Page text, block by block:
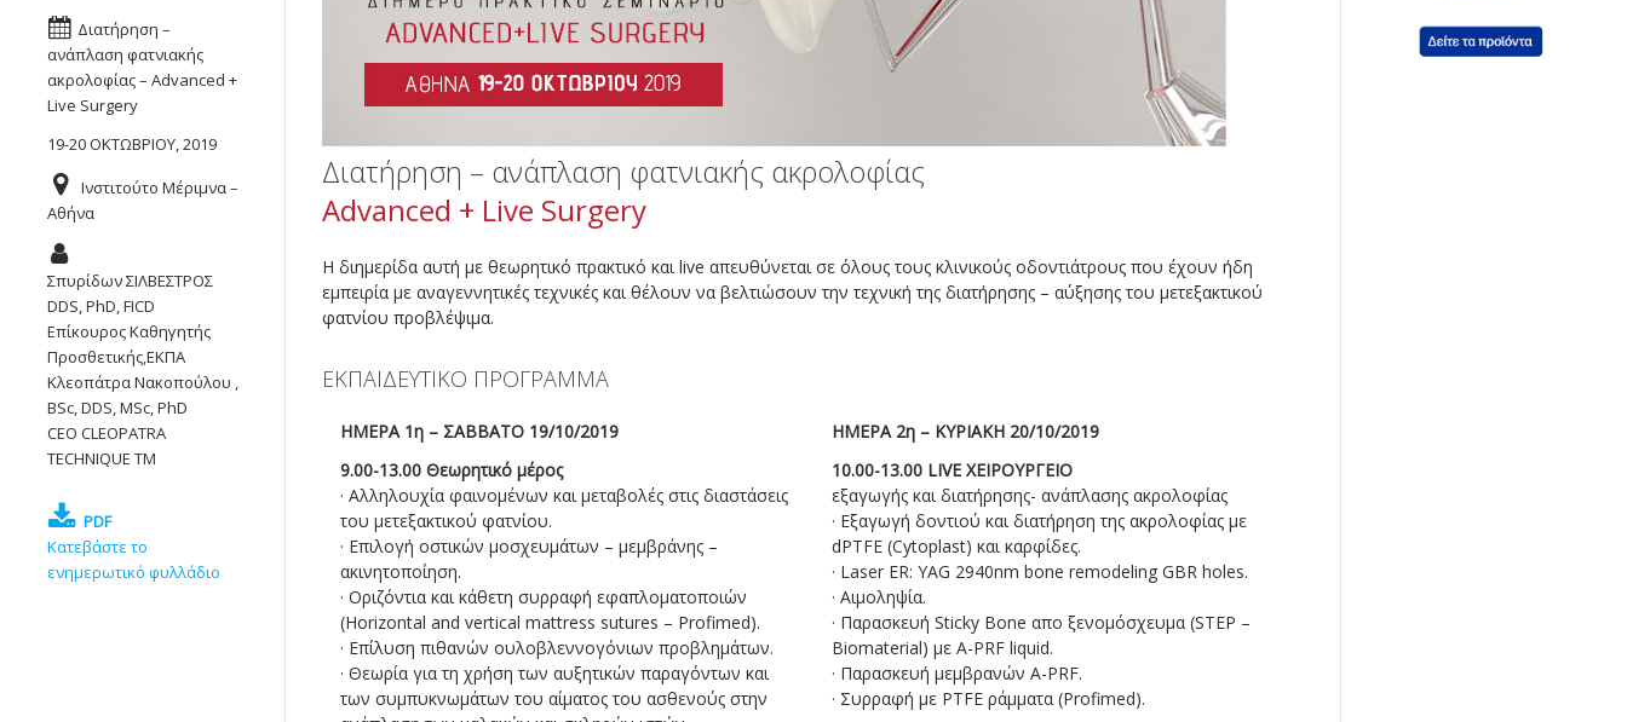
Διατήρηση – ανάπλαση φατνιακής ακρολοφίας
Advanced + Live Surgery
Η διημερίδα αυτή με θεωρητικό πρακτικό και live απευθύνεται σε όλους τους κλινικούς οδοντιάτρους που έχουν ήδη
εμπειρία με αναγεννητικές τεχνικές και θέλουν να βελτιώσουν την τεχνική της διατήρησης – αύξησης του μετεξακτικού
φατνίου προβλέψιμα.
ΕΚΠΑΙΔΕΥΤΙΚΟ ΠΡΟΓΡΑΜΜΑ
ΗΜΕΡΑ 1η – ΣΑΒΒΑΤΟ 19/10/2019
9.00-13.00 Θεωρητικό μέρος
· Αλληλουχία φαινομένων και μεταβολές στις διαστάσεις
του μετεξακτικού φατνίου.
· Επιλογή οστικών μοσχευμάτων – μεμβράνης –
ακινητοποίηση.
· Οριζόντια και κάθετη συρραφή εφαπλοματοποιών
(Horizontal and vertical mattress sutures – Profimed).
· Επίλυση πιθανών ουλοβλεννογόνιων προβλημάτων.
· Θεωρία για τη χρήση των αυξητικών παραγόντων και
των συμπυκνωμάτων του αίματος του ασθενούς στην
ΗΜΕΡΑ 2η – ΚΥΡΙΑΚΗ 20/10/2019
10.00-13.00 LIVE ΧΕΙΡΟΥΡΓΕΙΟ
εξαγωγής και διατήρησης- ανάπλασης ακρολοφίας
· Εξαγωγή δοντιού και διατήρηση της ακρολοφίας με
dPTFE (Cytoplast) και καρφίδες.
· Laser ER: YAG 2940nm bone remodeling GBR holes.
· Αιμοληψία.
· Παρασκευή Sticky Bone απο ξενομόσχευμα (STEP –
Biomaterial) με A-PRF liquid.
· Παρασκευή μεμβρανών A-PRF.
· Συρραφή με PTFE ράμματα (Profimed).
Διατήρηση –
ανάπλαση φατνιακής
ακρολοφίας – Advanced +
Live Surgery
19-20 ΟΚΤΩΒΡΙΟΥ, 2019
Ινστιτούτο Μέριμνα –
Αθήνα
Σπυρίδων ΣΙΛΒΕΣΤΡΟΣ
DDS, PhD, FICD
Επίκουρος Καθηγητής
Προσθετικής,ΕΚΠΑ
Κλεοπάτρα Νακοπούλου ,
BSc, DDS, MSc, PhD
CEO CLEOPATRA
TECHNIQUE TM
PDF
Κατεβάστε το
ενημερωτικό φυλλάδιο